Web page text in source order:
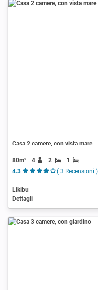
Casa 2 camere, con vista mare
80m² 4 2
1
4.3
( 3 Recensioni )
Likibu
Dettagli